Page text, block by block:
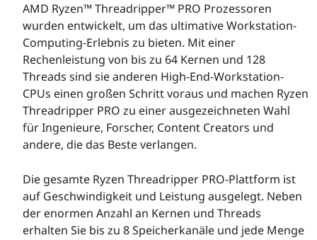
AMD Ryzen™ Threadripper™ PRO Prozessoren
wurden entwickelt, um das ultimative Workstation-
Computing-Erlebnis zu bieten. Mit einer
Rechenleistung von bis zu 64 Kernen und 128
Threads sind sie anderen High-End-Workstation-
CPUs einen großen Schritt voraus und machen Ryzen
Threadripper PRO zu einer ausgezeichneten Wahl
für Ingenieure, Forscher, Content Creators und
andere, die das Beste verlangen.
Die gesamte Ryzen Threadripper PRO-Plattform ist
auf Geschwindigkeit und Leistung ausgelegt. Neben
der enormen Anzahl an Kernen und Threads
erhalten Sie bis zu 8 Speicherkanäle und jede Menge